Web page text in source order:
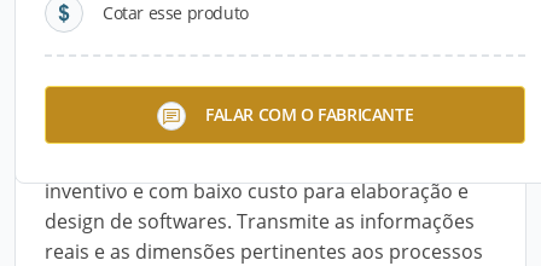
Cotar esse produto
FALAR COM O FABRICANTE
Descrição do Produto
O GstarCAD® Standard – “genérico do AutoCAD®
– é uma poderosa ferramenta para projetos
inventivo e com baixo custo para elaboração e
design de softwares. Transmite as informações
reais e as dimensões pertinentes aos processos